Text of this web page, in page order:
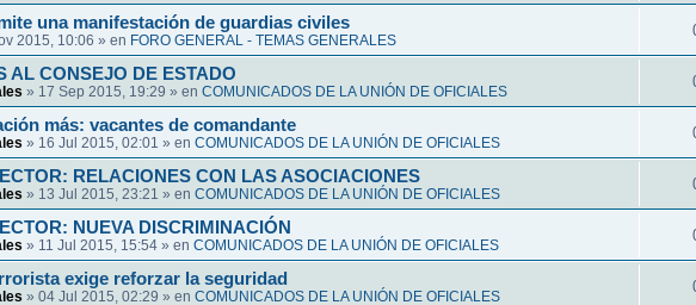
una manifestación de guardias civiles
2015, 10:06 » en FORO GENERAL - TEMAS GENERALES
AL CONSEJO DE ESTADO
» 17 Sep 2015, 19:29 » en COMUNICADOS DE LA UNIÓN DE OFICIALES
más: vacantes de comandante
» 16 Jul 2015, 02:01 » en COMUNICADOS DE LA UNIÓN DE OFICIALES
RELACIONES CON LAS ASOCIACIONES
» 13 Jul 2015, 23:21 » en COMUNICADOS DE LA UNIÓN DE OFICIALES
NUEVA DISCRIMINACIÓN
» 11 Jul 2015, 15:54 » en COMUNICADOS DE LA UNIÓN DE OFICIALES
exige reforzar la seguridad
» 04 Jul 2015, 02:29 » en COMUNICADOS DE LA UNIÓN DE OFICIALES